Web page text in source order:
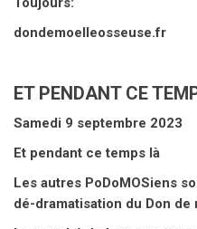
dondemoelleosseuse.fr
ET PENDANT CE
Samedi 9 septembre 2023
Et pendant ce temps là
Les autres PoDoMOSiens
dé-dramatisation du Don de